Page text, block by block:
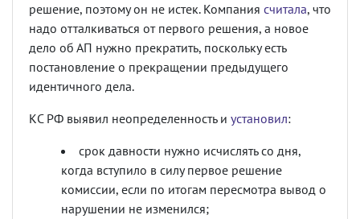
решение, поэтому он не истек. Компания считала, что
надо отталкиваться от первого решения, а новое
дело об АП нужно прекратить, поскольку есть
постановление о прекращении предыдущего
идентичного дела.
КС РФ выявил неопределенность и установил:
срок давности нужно исчислять со дня,
когда вступило в силу первое решение
комиссии, если по итогам пересмотра вывод о
нарушении не изменился;